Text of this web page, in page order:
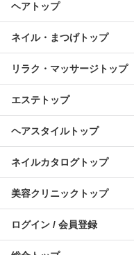
ヘアトップ
ネイル・まつげトップ
リラク・マッサージトップ
エステトップ
ヘアスタイルトップ
ネイルカタログトップ
美容クリニックトップ
ログイン / 会員登録